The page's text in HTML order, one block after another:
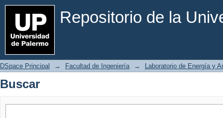
Repositorio de la
Buscar
DSpace Principal → Facultad de Ingeniería → Laboratorio de Energía y
Buscar